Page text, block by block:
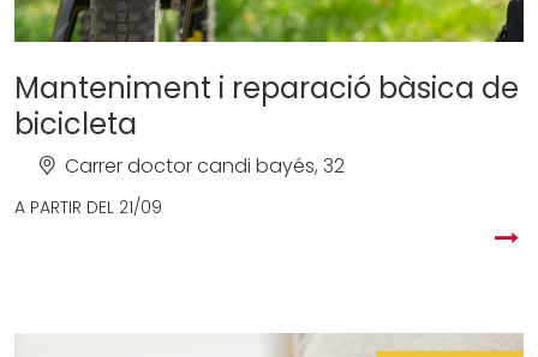
Manteniment i reparació bàsica de
bicicleta
Carrer doctor candi bayés, 32
A PARTIR DEL 21/09